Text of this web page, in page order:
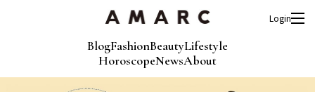
BlogFashionBeautyLifestyle
HoroscopeNewsAbout
Login